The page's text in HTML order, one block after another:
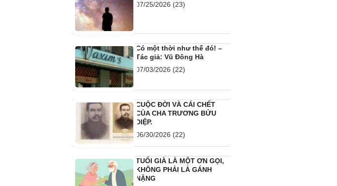
07/25/2026 (23)
Có một thời như thế đó! –
Tác giả: Vũ Đông Hà
07/03/2026 (22)
CUỘC ĐỜI VÀ CÁI CHẾT
CỦA CHA TRƯƠNG BỬU
DIỆP.
06/30/2026 (22)
TUỔI GIÀ LÀ MỘT ƠN GỌI,
KHÔNG PHẢI LÀ GÁNH
NẶNG